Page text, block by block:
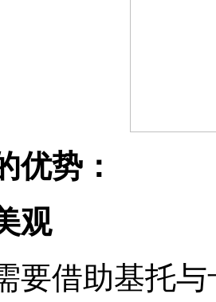
优势：
观
要借助基托